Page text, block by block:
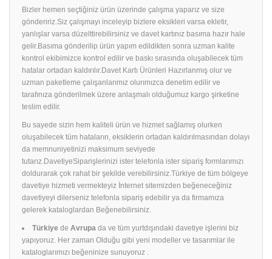
Bizler hemen seçtiğiniz ürün üzerinde çalışma yaparız ve size
göndeririz.Siz çalışmayı inceleyip bizlere eksikleri varsa ekletir,
yanlışlar varsa düzelttirebilirsiniz ve davet kartınız basıma hazır hale
gelir.Basıma gönderilip ürün yapım edildikten sonra uzman kalite
kontrol ekibimizce kontrol edilir ve baskı sırasında oluşabilecek tüm
hatalar ortadan kaldırılır.Davet Kartı Ürünleri Hazırlanmış olur ve
uzman paketleme çalışanlarımız olurımızca denetim edilir ve
tarafınıza gönderilmek üzere anlaşmalı olduğumuz kargo şirketine
teslim edilir.
Bu sayede sizin hem kaliteli ürün ve hizmet sağlamış olurken
oluşabilecek tüm hataların, eksiklerin ortadan kaldırılmasından dolayı
da memnuniyetinizi maksimum seviyede
tutarız.DavetiyeSiparişlerinizi ister telefonla ister sipariş formlarımızı
doldurarak çok rahat bir şekilde verebilirsiniz.Türkiye de tüm bölgeye
davetiye hizmeti vermekteyiz İnternet sitemizden beğeneceğiniz
davetiyeyi dilerseniz telefonla sipariş edebilir ya da firmamıza
gelerek kataloglardan Beğenebilirsiniz.
Türkiye de Avrupa da ve tüm yurtdışındaki davetiye işlerini biz
yapıyoruz. Her zaman Olduğu gibi yeni modeller ve tasarımlar ile
kataloglarımızı beğeninize sunuyoruz .